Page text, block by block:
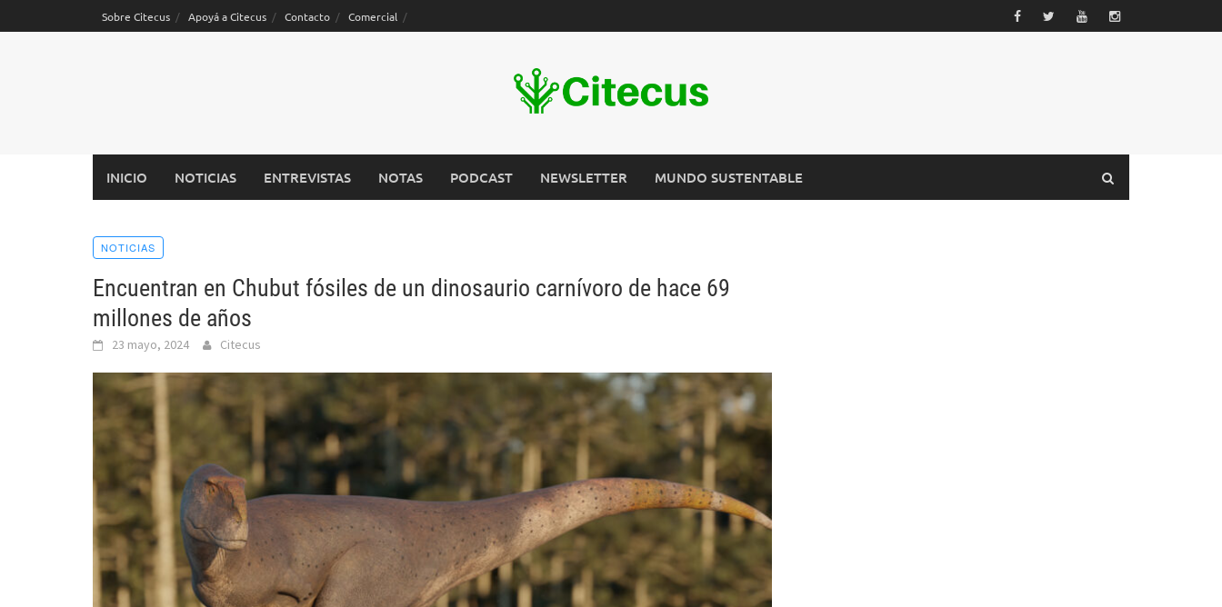
Sobre Citecus Apoyá a Citecus Contacto Comercial
INICIO NOTICIAS ENTREVISTAS NOTAS PODCAST NEWSLETTER MUNDO SUSTENTABLE
NOTICIAS
Encuentran en Chubut fósiles de un dinosaurio carnívoro de hace 69
millones de años
23 mayo, 2024 Citecus